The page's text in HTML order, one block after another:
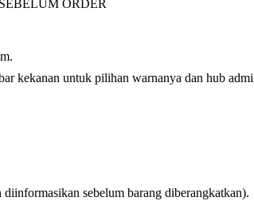
ORDER
kekanan untuk pilihan warnanya dan hub
sebelum barang diberangkatkan).